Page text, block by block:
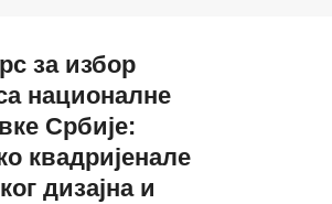
за избор
националне
Србије:
квадријенале
дизајна и